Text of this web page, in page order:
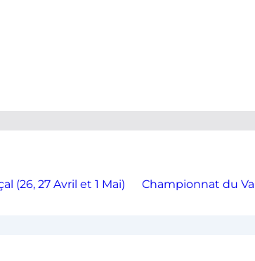
(26, 27 Avril et 1 Mai)
Championnat du